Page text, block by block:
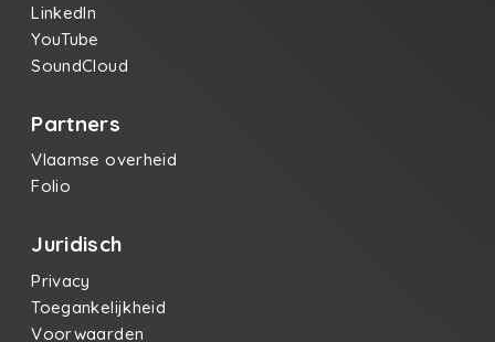
LinkedIn
YouTube
SoundCloud
Partners
Vlaamse overheid
Folio
Juridisch
Privacy
Toegankelijkheid
Voorwaarden